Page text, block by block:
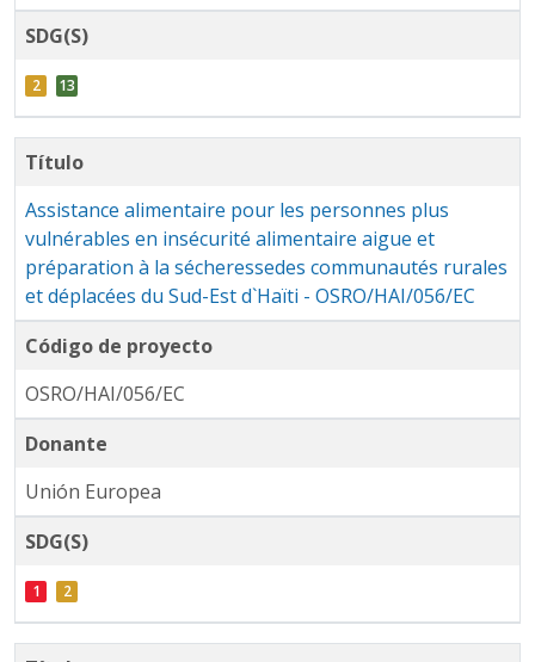
SDG(S)
Título
Assistance alimentaire pour les personnes plus
vulnérables en insécurité alimentaire aigue et
préparation à la sécheressedes communautés rurales
et déplacées du Sud-Est d`Haïti - OSRO/HAI/056/EC
Código de proyecto
OSRO/HAI/056/EC
Donante
Unión Europea
SDG(S)